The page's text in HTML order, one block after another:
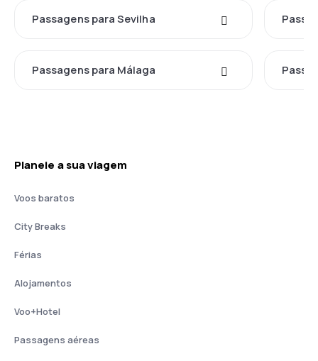
Passagens para Sevilha
Passagens para Málaga
Planeie a sua viagem
Voos baratos
City Breaks
Férias
Alojamentos
Voo+Hotel
Passagens aéreas